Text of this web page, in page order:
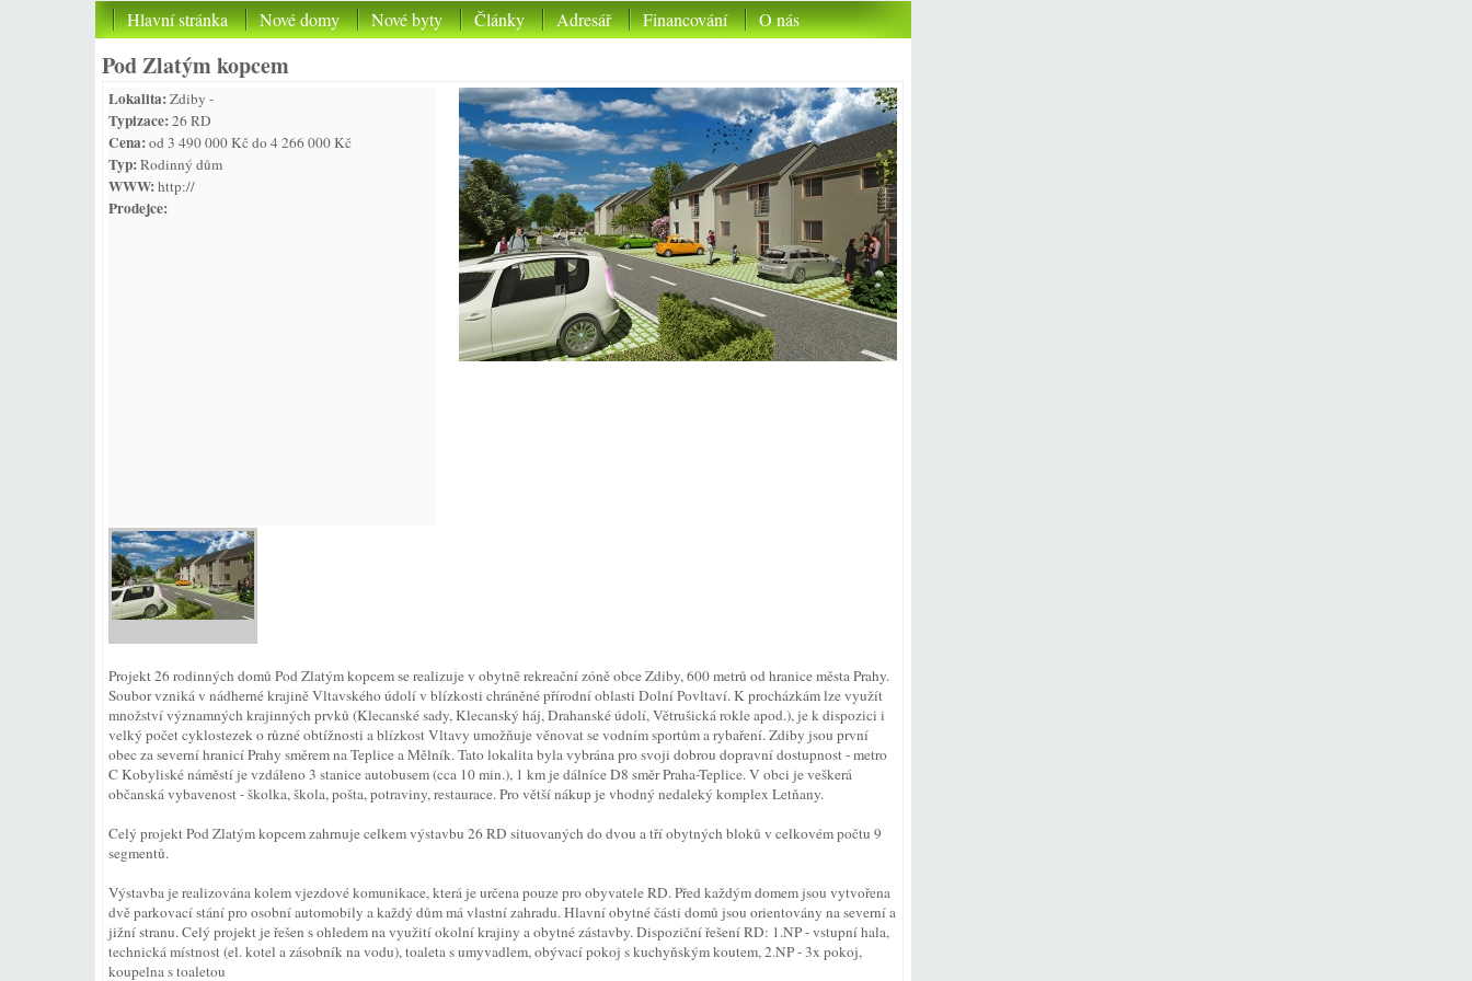
Hlavní stránka Nové domy Nové byty Články Adresář Financování O nás
Pod Zlatým kopcem
Lokalita:Zdiby -
Typizace:26 RD
Cena:od 3 490 000 Kč do 4 266 000 Kč
Typ:Rodinný dům
WWW:http://
Prodejce:
Projekt 26 rodinných domů Pod Zlatým kopcem se realizuje v obytně rekreační zóně obce Zdiby, 600 metrů od hranice města Prahy.
Soubor vzniká v nádherné krajině Vltavského údolí v blízkosti chráněné přírodní oblasti Dolní Povltaví. K procházkám lze využít
množství významných krajinných prvků (Klecanské sady, Klecanský háj, Drahanské údolí, Větrušická rokle apod.), je k dispozici i
velký počet cyklostezek o různé obtížnosti a blízkost Vltavy umožňuje věnovat se vodním sportům a rybaření. Zdiby jsou první
obec za severní hranicí Prahy směrem na Teplice a Mělník. Tato lokalita byla vybrána pro svoji dobrou dopravní dostupnost - metro
C Kobyliské náměstí je vzdáleno 3 stanice autobusem (cca 10 min.), 1 km je dálníce D8 směr Praha-Teplice. V obci je veškerá
občanská vybavenost - školka, škola, pošta, potraviny, restaurace. Pro větší nákup je vhodný nedaleký komplex Letňany.
Celý projekt Pod Zlatým kopcem zahrnuje celkem výstavbu 26 RD situovaných do dvou a tří obytných bloků v celkovém počtu 9
segmentů.
Výstavba je realizována kolem vjezdové komunikace, která je určena pouze pro obyvatele RD. Před každým domem jsou vytvořena
dvě parkovací stání pro osobní automobily a každý dům má vlastní zahradu. Hlavní obytné části domů jsou orientovány na severní a
jižní stranu. Celý projekt je řešen s ohledem na využití okolní krajiny a obytné zástavby. Dispoziční řešení RD: 1.NP - vstupní hala,
technická místnost (el. kotel a zásobník na vodu), toaleta s umyvadlem, obývací pokoj s kuchyňským koutem, 2.NP - 3x pokoj,
koupelna s toaletou